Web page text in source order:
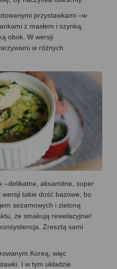
przystawkami –w
z masłem i szynką,
obok. W wersji
w różnych
–delikatne, aksamitne, super
takie dość bazowe, bo
sezamowych i zieloną
że smakują rewelacyjnie!
Zresztą sami
Koreą, więc
I w tym układzie